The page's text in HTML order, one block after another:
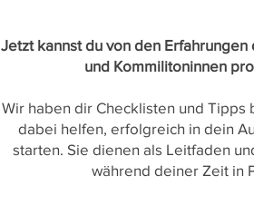
Jetzt kannst du von den
und Kommilitoninnen
Wir haben dir Checklisten und
dabei helfen, erfolgreich in dein
starten. Sie dienen als Leitfaden
während deiner Zeit in